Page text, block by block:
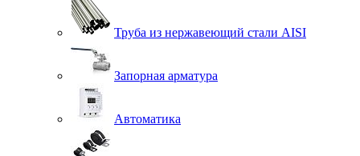
Труба из нержавеющий стали AISI
Запорная арматура
Автоматика